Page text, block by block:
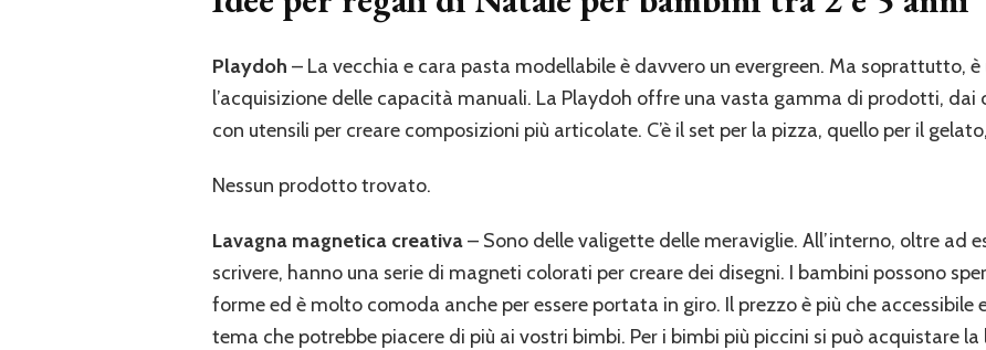
Playdoh – La vecchia e cara pasta modellabile è davvero un evergreen. Ma soprattutto,
l’acquisizione delle capacità manuali. La Playdoh offre una vasta gamma di prodotti, dai
con utensili per creare composizioni più articolate. C’è il set per la pizza, quello per il
Nessun prodotto trovato.
Lavagna magnetica creativa– Sono delle valigette delle meraviglie. All’interno, oltre ad
scrivere, hanno una serie di magneti colorati per creare dei disegni. I bambini possono
forme ed è molto comoda anche per essere portata in giro. Il prezzo è più che accessibile
tema che potrebbe piacere di più ai vostri bimbi. Per i bimbi più piccini si può acquistare